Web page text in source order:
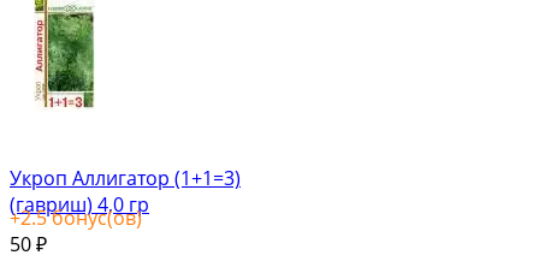
Укроп Аллигатор (1+1=3)
(гавриш) 4,0 гр
+2.5бонус(ов)
50 ₽